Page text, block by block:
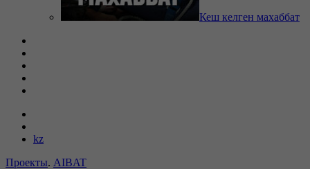
Кеш келген махаббат
kz
Проекты. AIBAT